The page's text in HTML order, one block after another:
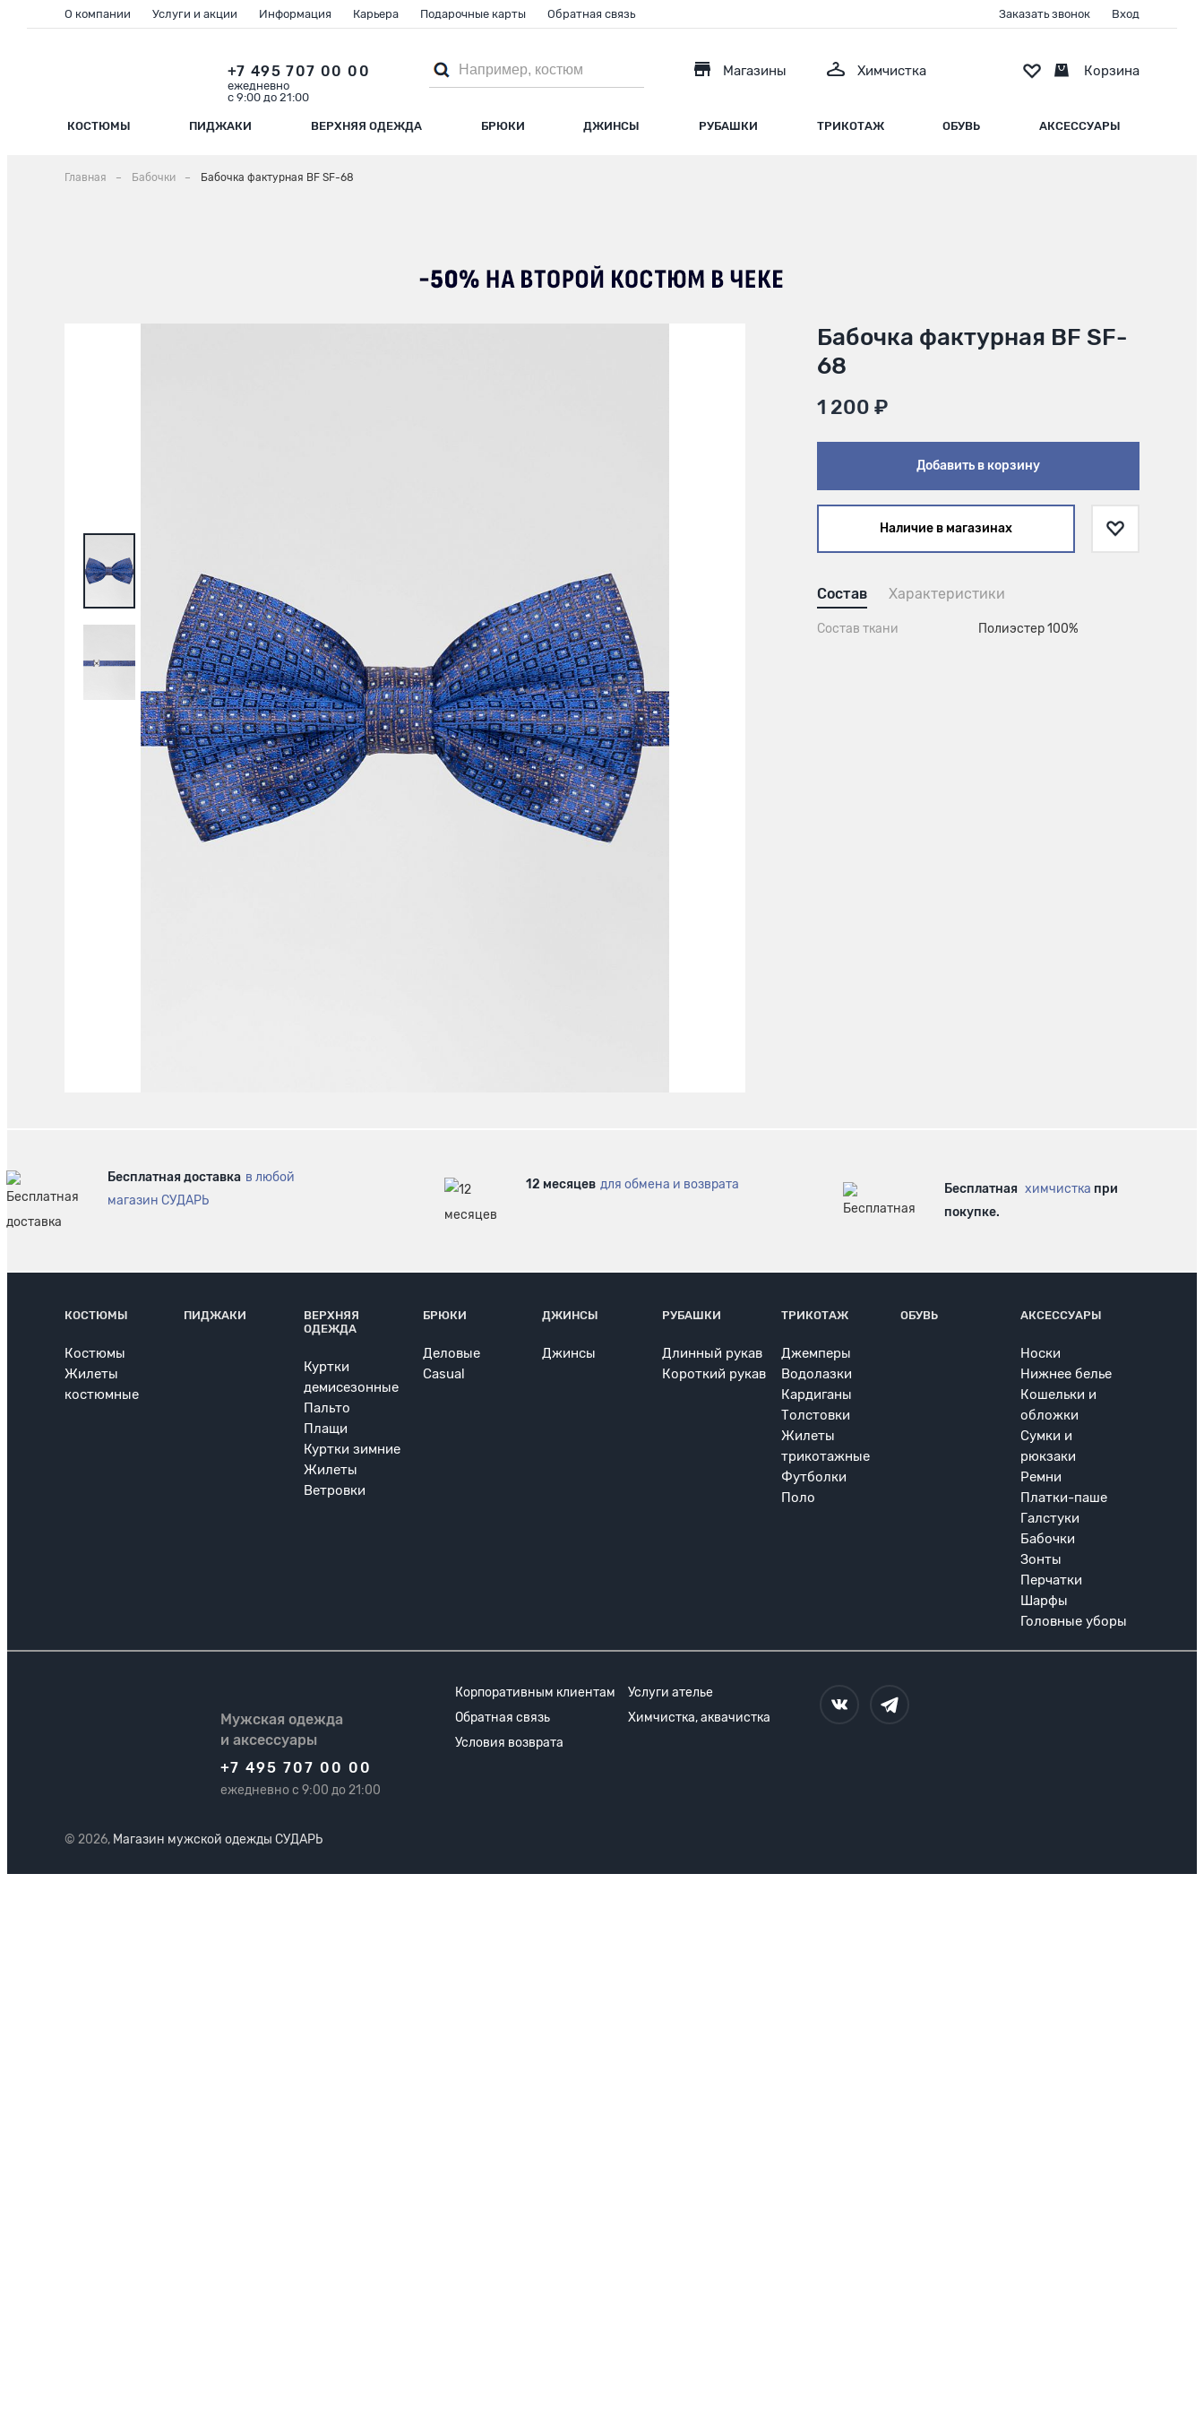
КОСТЮМЫ ПИДЖАКИ ВЕРХНЯЯ ОДЕЖДА БРЮКИ ДЖИНСЫ РУБАШКИ ТРИКОТАЖ ОБУВЬ АКСЕССУАРЫ
+7 495 707 00 00
ежедневно
с 9:00 до 21:00
Магазины Химчистка
О компании Услуги и акции Информация Карьера Подарочные карты Обратная связь Заказать звонок Вход
Корзина
Главная Бабочки Бабочка фактурная BF SF-68
Бабочка фактурная BF SF-
68
1 200 ₽
Добавить в корзину
Наличие в магазинах
Состав Характеристики
Состав ткани Полиэстер 100%
Бесплатная доставка в любой
магазин СУДАРЬ
12 месяцев для обмена и возврата Бесплатная химчистка при
покупке.
КОСТЮМЫ
Костюмы
Жилеты
костюмные
ПИДЖАКИ
ВЕРХНЯЯ
ОДЕЖДА
Куртки
демисезонные
Пальто
Плащи
Куртки зимние
Жилеты
Ветровки
БРЮКИ
Деловые
Casual
ДЖИНСЫ
Джинсы
РУБАШКИ
Длинный рукав
Короткий рукав
ТРИКОТАЖ
Джемперы
Водолазки
Кардиганы
Толстовки
Жилеты
трикотажные
Футболки
Поло
ОБУВЬ АКСЕССУАРЫ
Носки
Нижнее белье
Кошельки и
обложки
Сумки и
рюкзаки
Ремни
Платки-паше
Галстуки
Бабочки
Зонты
Перчатки
Шарфы
Головные уборы
Мужская одежда
и аксессуары
+7 495 707 00 00
ежедневно с 9:00 до 21:00
Корпоративным клиентам
Услуги ателье
Обратная связь
Химчистка, аквачистка
Условия возврата
© 2026, Магазин мужской одежды СУДАРЬ